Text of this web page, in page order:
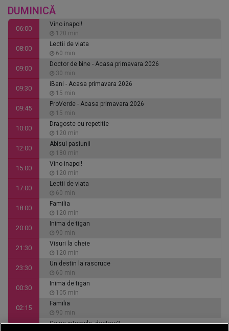
DUMINICĂ
06:00
Vino inapoi!
120 min
08:00
Lectii de viata
60 min
09:00
Doctor de bine - Acasa primavara 2026
30 min
09:30
iBani - Acasa primavara 2026
15 min
09:45
ProVerde - Acasa primavara 2026
15 min
10:00
Dragoste cu repetitie
120 min
12:00
Abisul pasiunii
180 min
15:00
Vino inapoi!
120 min
17:00
Lectii de viata
60 min
18:00
Familia
120 min
20:00
Inima de tigan
90 min
21:30
Visuri la cheie
120 min
23:30
Un destin la rascruce
60 min
00:30
Inima de tigan
105 min
02:15
Familia
90 min
Ce se intampla, doctore?